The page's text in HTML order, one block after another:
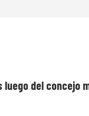
luego del concejo